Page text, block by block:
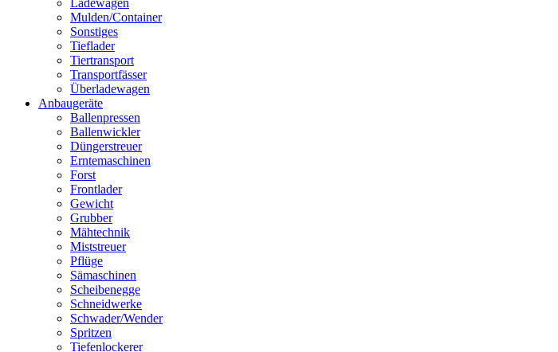
Ladewagen
Mulden/Container
Sonstiges
Tieflader
Tiertransport
Transportfässer
Überladewagen
Anbaugeräte
Ballenpressen
Ballenwickler
Düngerstreuer
Erntemaschinen
Forst
Frontlader
Gewicht
Grubber
Mähtechnik
Miststreuer
Pflüge
Sämaschinen
Scheibenegge
Schneidwerke
Schwader/Wender
Spritzen
Tiefenlockerer